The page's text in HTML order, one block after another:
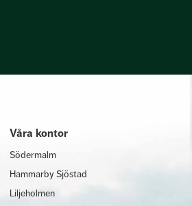
Våra kontor
Södermalm
Hammarby Sjöstad
Liljeholmen